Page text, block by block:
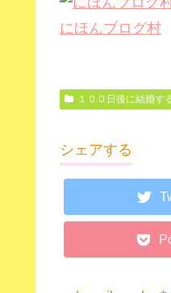
にほんブログ村
１００日後に結婚す
シェアする